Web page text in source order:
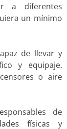
a diferentes
un mínimo
de llevar y
y equipaje.
o aire
de
físicas y